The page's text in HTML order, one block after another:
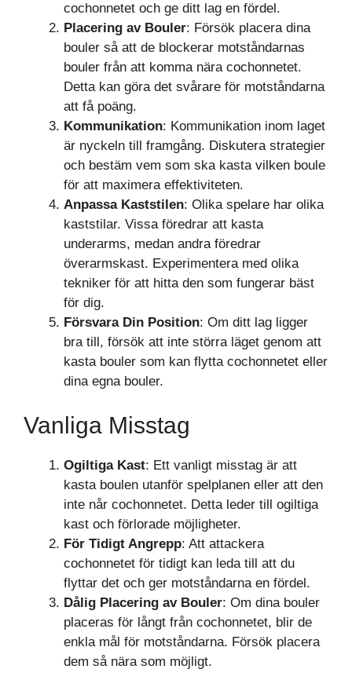
cochonnetet och ge ditt lag en fördel.
Placering av Bouler: Försök placera dina
bouler så att de blockerar motståndarnas
bouler från att komma nära cochonnetet.
Detta kan göra det svårare för motståndarna
att få poäng.
Kommunikation: Kommunikation inom laget
är nyckeln till framgång. Diskutera strategier
och bestäm vem som ska kasta vilken boule
för att maximera effektiviteten.
Anpassa Kaststilen: Olika spelare har olika
kaststilar. Vissa föredrar att kasta
underarms, medan andra föredrar
överarmskast. Experimentera med olika
tekniker för att hitta den som fungerar bäst
för dig.
Försvara Din Position: Om ditt lag ligger
bra till, försök att inte störra läget genom att
kasta bouler som kan flytta cochonnetet eller
dina egna bouler.
Vanliga Misstag
Ogiltiga Kast: Ett vanligt misstag är att
kasta boulen utanför spelplanen eller att den
inte når cochonnetet. Detta leder till ogiltiga
kast och förlorade möjligheter.
För Tidigt Angrepp: Att attackera
cochonnetet för tidigt kan leda till att du
flyttar det och ger motståndarna en fördel.
Dålig Placering av Bouler: Om dina bouler
placeras för långt från cochonnetet, blir de
enkla mål för motståndarna. Försök placera
dem så nära som möjligt.